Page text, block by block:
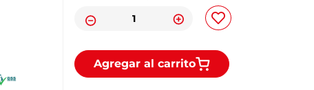
Agregar al carrito